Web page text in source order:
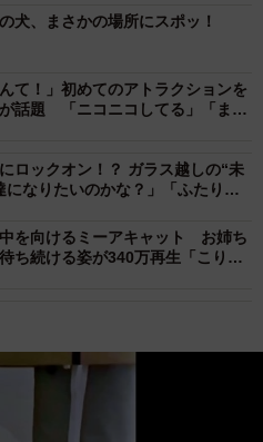
犬、まさかの場所にスポッ！
て！」初めてのアトラクションを
話題 「ニコニコしてる」「まさ
ロックオン！？ ガラス越しの“未
になりたいのかな？」「ふたりと
を向けるミーアキャット お姉ち
ち続ける姿が340万再生「こりゃ